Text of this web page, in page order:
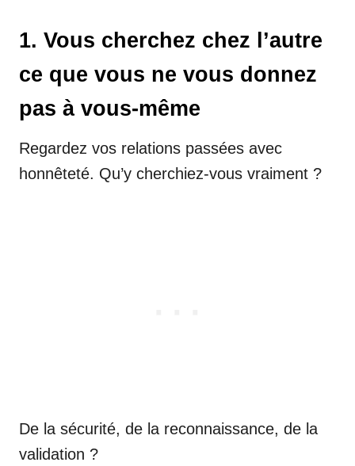
1. Vous cherchez chez l’autre
ce que vous ne vous donnez
pas à vous-même
Regardez vos relations passées avec
honnêteté. Qu’y cherchiez-vous vraiment ?
De la sécurité, de la reconnaissance, de la
validation ?